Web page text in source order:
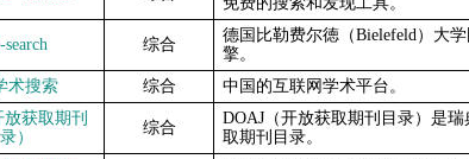
search 综合
德国比勒费尔徳（Bielefeld）大
擎。
术搜索
综合 中国的互联网学术平台。
获取期刊
）
综合
DOAJ （开放获取期刊目录）是
取期刊目录。